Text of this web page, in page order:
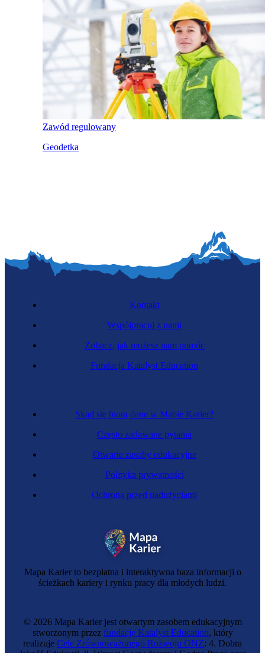
Zawód regulowany
Geodetka
Mapa Karier to bezpłatna i interaktywna baza informacji o
ścieżkach kariery i rynku pracy dla młodych ludzi.
Skąd się biorą dane w Mapie Karier?
Często zadawane pytania
Otwarte zasoby edukacyjne
Polityka prywatności
Ochrona przed nadużyciami
Kontakt
Współpracuj z nami
Zobacz, jak możesz nam pomóc
Fundacja Katalyst Education
© 2026 Mapa Karier jest otwartym zasobem edukacyjnym
stworzonym przez fundację Katalyst Education, który
realizuje Cele Zrównoważonego Rozwoju ONZ: 4. Dobra